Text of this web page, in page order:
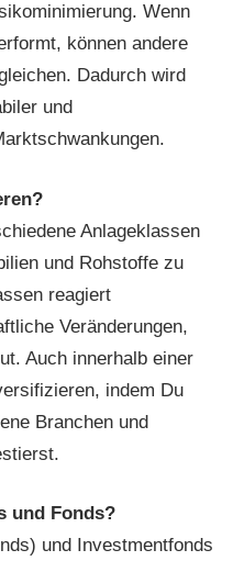
Wenn
können andere
Dadurch wird
und
Anlageklassen
und Rohstoffe zu
reagiert
Veränderungen,
Auch innerhalb einer
indem Du
Branchen und
und Fonds?
und Investmentfonds